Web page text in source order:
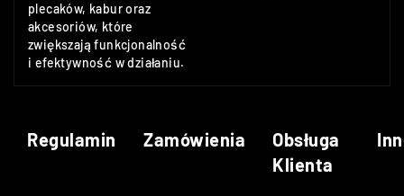
plecaków, kabur oraz
akcesoriów, które
zwiększają funkcjonalność
i efektywność w działaniu.
Regulamin Zamówienia
Obsługa
Klienta